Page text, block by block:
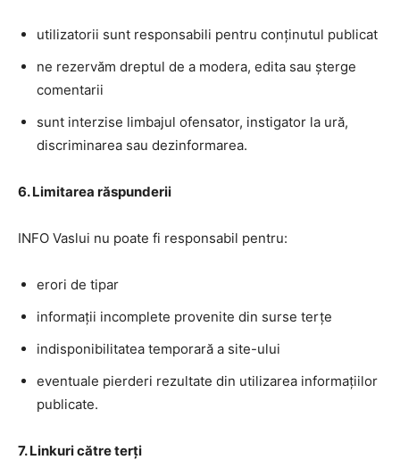
utilizatorii sunt responsabili pentru conținutul publicat
ne rezervăm dreptul de a modera, edita sau șterge
comentarii
sunt interzise limbajul ofensator, instigator la ură,
discriminarea sau dezinformarea.
6. Limitarea răspunderii
INFO Vaslui nu poate fi responsabil pentru:
erori de tipar
informații incomplete provenite din surse terțe
indisponibilitatea temporară a site-ului
eventuale pierderi rezultate din utilizarea informațiilor
publicate.
7. Linkuri către terți